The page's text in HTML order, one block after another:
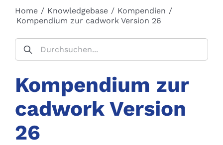
Home / Knowledgebase / Kompendien /
Kompendium zur cadwork Version 26
Kompendium zur
cadwork Version
26